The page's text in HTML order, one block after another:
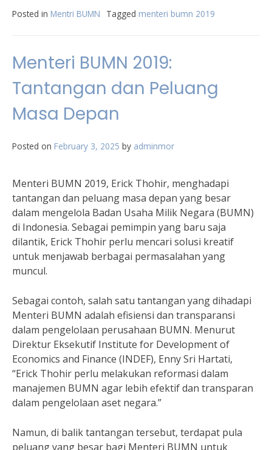
Posted in Mentri BUMN Tagged menteri bumn 2019
Menteri BUMN 2019:
Tantangan dan Peluang
Masa Depan
Posted on February 3, 2025 by adminmor
Menteri BUMN 2019, Erick Thohir, menghadapi
tantangan dan peluang masa depan yang besar
dalam mengelola Badan Usaha Milik Negara (BUMN)
di Indonesia. Sebagai pemimpin yang baru saja
dilantik, Erick Thohir perlu mencari solusi kreatif
untuk menjawab berbagai permasalahan yang
muncul.
Sebagai contoh, salah satu tantangan yang dihadapi
Menteri BUMN adalah efisiensi dan transparansi
dalam pengelolaan perusahaan BUMN. Menurut
Direktur Eksekutif Institute for Development of
Economics and Finance (INDEF), Enny Sri Hartati,
“Erick Thohir perlu melakukan reformasi dalam
manajemen BUMN agar lebih efektif dan transparan
dalam pengelolaan aset negara.”
Namun, di balik tantangan tersebut, terdapat pula
peluang yang besar bagi Menteri BUMN untuk